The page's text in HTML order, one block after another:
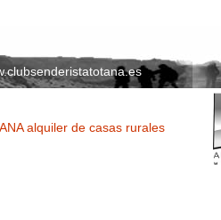
alquiler de casas rurales